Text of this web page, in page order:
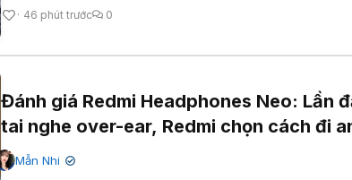
46 phút trước 0
Đánh giá Redmi Headphones Neo: Lần
tai nghe over-ear, Redmi chọn cách đi
Mẫn Nhi ✔